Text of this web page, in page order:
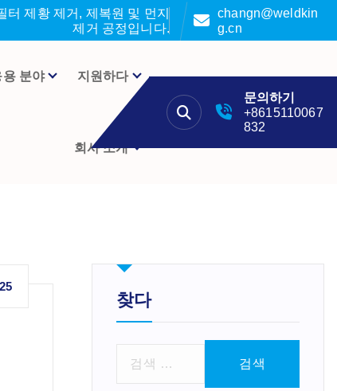
제황 제거, 제복원 및 먼지
제거 공정입니다.
changn@weldkin
g.cn
분야 지원하다
회사 소개
문의하기
+8615110067
832
찾다